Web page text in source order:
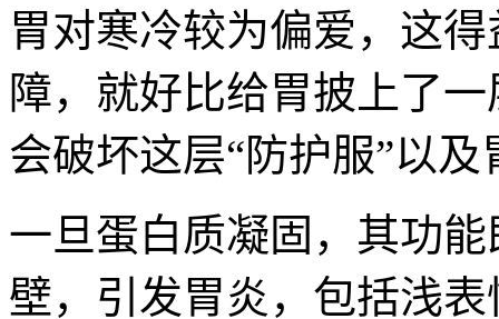
胃对寒冷较为偏爱，这
障，就好比给胃披上了
会破坏这层“防护服”以
一旦蛋白质凝固，其功
壁，引发胃炎，包括浅